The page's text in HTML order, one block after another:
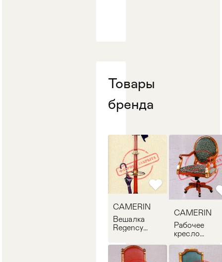
Товары
бренда
CAMERIN
Вешалка
Regency
524
CAMERIN
Рабочее
кресло